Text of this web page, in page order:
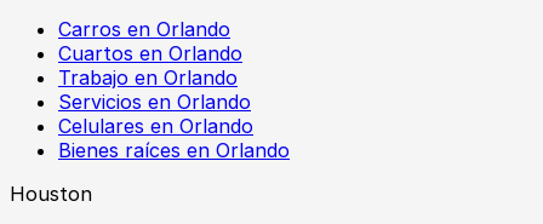
Carros en Orlando
Cuartos en Orlando
Trabajo en Orlando
Servicios en Orlando
Celulares en Orlando
Bienes raíces en Orlando
Houston